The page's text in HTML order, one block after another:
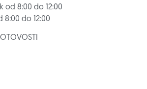
od 8:00 do 12:00
8:00 do 12:00